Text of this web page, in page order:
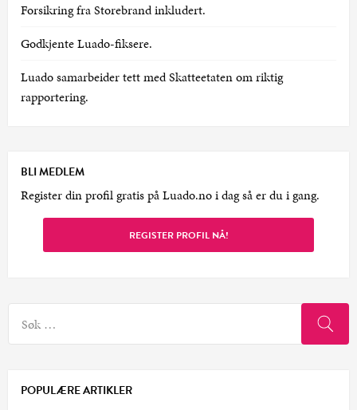
Forsikring fra Storebrand inkludert.
Godkjente Luado-fiksere.
Luado samarbeider tett med Skatteetaten om riktig
rapportering.
BLI MEDLEM
Register din profil gratis på Luado.no i dag så er du i gang.
REGISTER PROFIL NÅ!
ETTER:
POPULÆRE ARTIKLER